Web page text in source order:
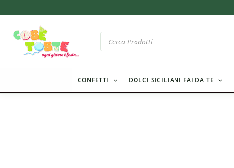
al
contenuto
Products
search
CONFETTI DOLCI SICILIANI FAI DA TE